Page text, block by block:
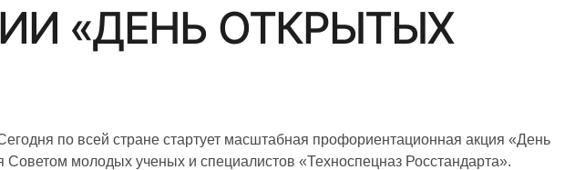
«ДЕНЬ ОТКРЫТЫХ
по всей стране стартует масштабная профориентационная акция «День
Советом молодых ученых и специалистов «Техноспецназ Росстандарта».